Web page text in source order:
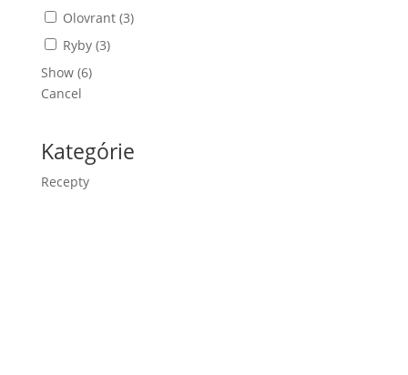
Olovrant (3)
Ryby (3)
Show (6)
Cancel
Kategórie
Recepty